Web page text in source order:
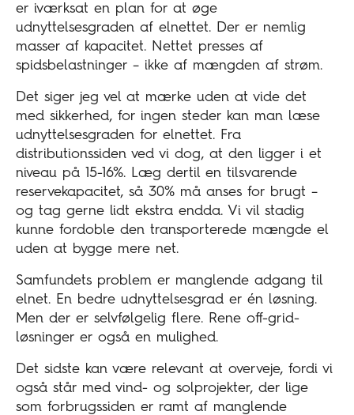
er iværksat en plan for at øge
udnyttelsesgraden af elnettet. Der er nemlig
masser af kapacitet. Nettet presses af
spidsbelastninger – ikke af mængden af strøm.
Det siger jeg vel at mærke uden at vide det
med sikkerhed, for ingen steder kan man læse
udnyttelsesgraden for elnettet. Fra
distributionssiden ved vi dog, at den ligger i et
niveau på 15-16%. Læg dertil en tilsvarende
reservekapacitet, så 30% må anses for brugt –
og tag gerne lidt ekstra endda. Vi vil stadig
kunne fordoble den transporterede mængde el
uden at bygge mere net.
Samfundets problem er manglende adgang til
elnet. En bedre udnyttelsesgrad er én løsning.
Men der er selvfølgelig flere. Rene off-grid-
løsninger er også en mulighed.
Det sidste kan være relevant at overveje, fordi vi
også står med vind- og solprojekter, der lige
som forbrugssiden er ramt af manglende